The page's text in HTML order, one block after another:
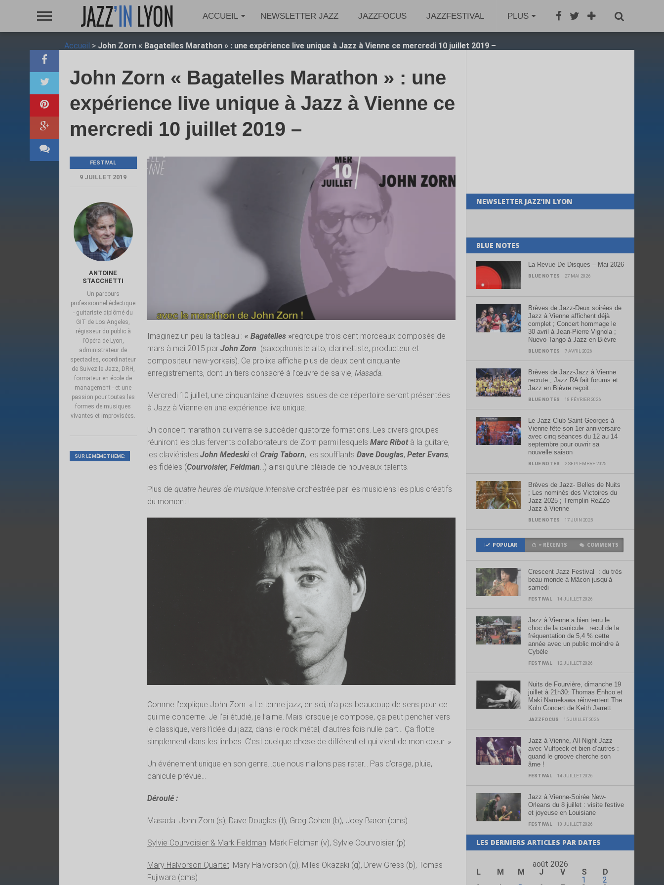
ACCUEIL NEWSLETTER JAZZ JAZZFOCUS JAZZFESTIVAL JAZZAGENDA JAZZBOOK
PLUS
Accueil > John Zorn « Bagatelles Marathon » : une expérience live unique à Jazz à Vienne ce mercredi 10 juillet 2019 –
John Zorn « Bagatelles Marathon » : une
expérience live unique à Jazz à Vienne ce
mercredi 10 juillet 2019 –
Imaginez un peu la tableau :« Bagatelles »regroupe trois cent morceaux composés de
mars à mai 2015 parJohn Zorn (saxophoniste alto, clarinettiste, producteur et
compositeur new-yorkais). Ce prolixe affiche plus de deux cent cinquante
enregistrements, dont un tiers consacré à l’œuvre de sa vie,Masada.
Mercredi 10 juillet, une cinquantaine d’œuvres issues de ce répertoire seront présentées
à Jazz à Vienne en une expérience live unique.
Un concert marathon qui verra se succéder quatorze formations. Les divers groupes
réuniront les plus fervents collaborateurs de Zorn parmi lesquelsMarc Ribot à la guitare,
les claviéristesJohn Medeski etCraig Taborn, les soufflantsDave Douglas,Peter Evans,
les fidèles (Courvoisier, Feldman…) ainsi qu’une pléiade de nouveaux talents.
Plus dequatre heures de musique intensive orchestrée par les musiciens les plus créatifs
du moment !
Comme l’explique John Zorn: « Le terme jazz, en soi, n’a pas beaucoup de sens pour ce
qui me concerne. Je l’ai étudié, je l’aime. Mais lorsque je compose, ça peut pencher vers
le classique, vers l’idée du jazz, dans le rock métal, d’autres fois nulle part… Ça flotte
simplement dans les limbes. C’est quelque chose de différent et qui vient de mon cœur. »
Un événement unique en son genre…que nous n’allons pas rater… Pas d’orage, pluie,
canicule prévue…
Déroulé :
Masada: John Zorn (s), Dave Douglas (t), Greg Cohen (b), Joey Baron (dms)
Sylvie Courvoisier & Mark Feldman: Mark Feldman (v), Sylvie Courvoisier (p)
Mary Halvorson Quartet: Mary Halvorson (g), Miles Okazaki (g), Drew Gress (b), Tomas
Fujiwara (dms)
FESTIVAL
9 JUILLET 2019
ANTOINE
STACCHETTI
Un parcours
professionnel éclectique
- guitariste diplômé du
GIT de Los Angeles,
régisseur du public à
l’Opéra de Lyon,
administrateur de
spectacles, coordinateur
de Suivez le Jazz, DRH,
formateur en école de
management - et une
passion pour toutes les
formes de musiques
vivantes et improvisées.
SUR LE MÊME THÈME:
NEWSLETTER JAZZ’IN LYON
BLUE NOTES
La Revue De Disques – Mai 2026
BLUE NOTES 27 MAI 2026
Brèves de Jazz-Deux soirées de
Jazz à Vienne affichent déjà
complet ; Concert hommage le
30 avril à Jean-Pierre Vignola ;
Nuevo Tango à Jazz en Bièvre
BLUE NOTES 7 AVRIL 2026
Brèves de Jazz-Jazz à Vienne
recrute ; Jazz RA fait forums et
Jazz en Bièvre reçoit…
BLUE NOTES 18 FÉVRIER 2026
Le Jazz Club Saint-Georges à
Vienne fête son 1er anniversaire
avec cinq séances du 12 au 14
septembre pour ouvrir sa
nouvelle saison
BLUE NOTES 2 SEPTEMBRE 2025
Brèves de Jazz- Belles de Nuits
; Les nominés des Victoires du
Jazz 2025 ; Tremplin ReZZo
Jazz à Vienne
BLUE NOTES 17 JUIN 2025
POPULAR + RÉCENTS COMMENTS
Crescent Jazz Festival : du très
beau monde à Mâcon jusqu’à
samedi
FESTIVAL 14 JUILLET 2026
Jazz à Vienne a bien tenu le
choc de la canicule : recul de la
fréquentation de 5,4 % cette
année avec un public moindre à
Cybèle
FESTIVAL 12 JUILLET 2026
Nuits de Fourvière, dimanche 19
juillet à 21h30: Thomas Enhco et
Maki Namekawa réinventent The
Köln Concert de Keith Jarrett
JAZZFOCUS 15 JUILLET 2026
Jazz à Vienne, All Night Jazz
avec Vulfpeck et bien d’autres :
quand le groove cherche son
âme !
FESTIVAL 14 JUILLET 2026
Jazz à Vienne-Soirée New-
Orleans du 8 juillet : visite festive
et joyeuse en Louisiane
FESTIVAL 10 JUILLET 2026
LES DERNIERS ARTICLES PAR DATES
août 2026
L
M M J V S
D
1
2